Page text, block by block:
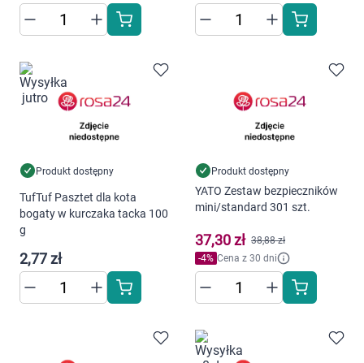
Produkt dostępny
TufTuf Pasztet dla kota
bogaty w kurczaka tacka 100
g
2,77 zł
Produkt dostępny
YATO Zestaw bezpieczników
mini/standard 301 szt.
37,30 zł 38,88 zł
-4% Cena z 30 dni